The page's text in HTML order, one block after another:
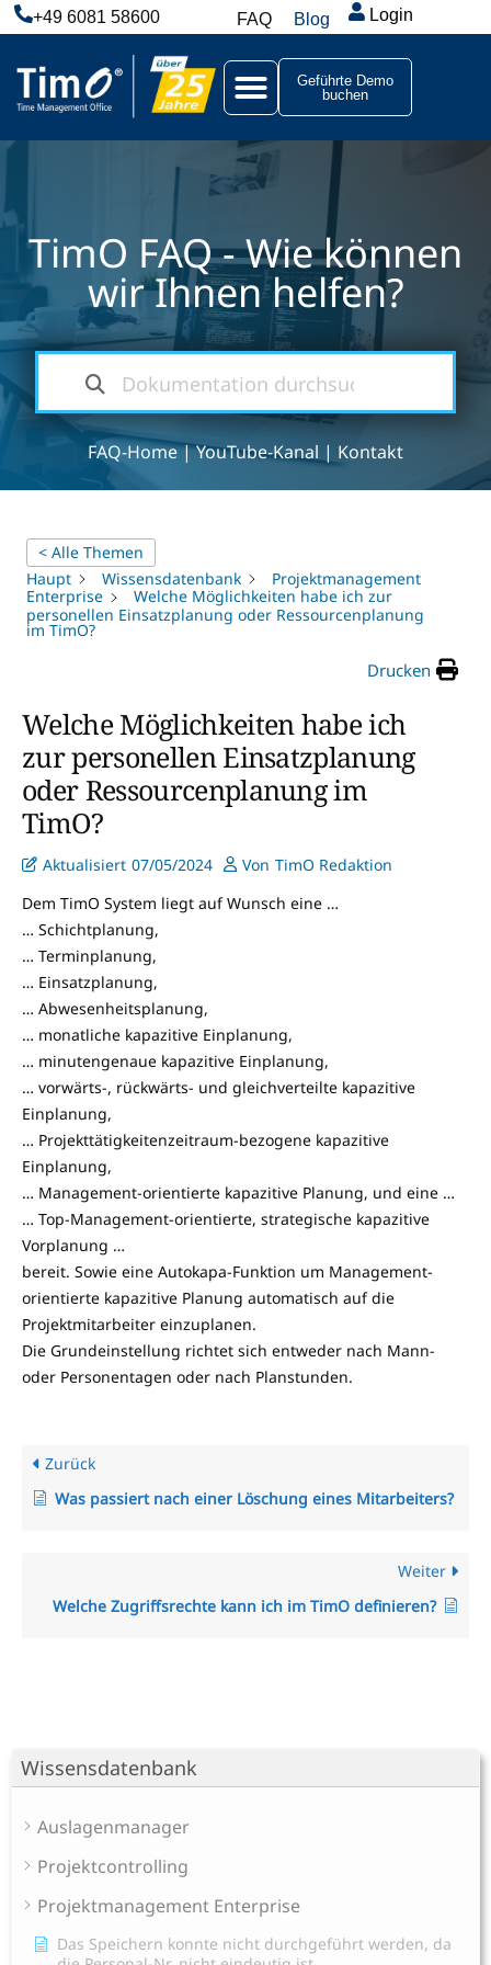
+49 6081 58600 FAQ Blog Login
Geführte Demo
buchen
TimO FAQ - Wie können
wir Ihnen helfen?
FAQ-Home|YouTube-Kanal | Kontakt
Wissensdatenbank
Auslagenmanager
Projektcontrolling
Projektmanagement Enterprise
Das Speichern konnte nicht durchgeführt werden, da
< Alle Themen
Haupt
Wissensdatenbank
Projektmanagement
Enterprise
Welche Möglichkeiten habe ich zur
personellen Einsatzplanung oder Ressourcenplanung
im TimO?
Drucken
Welche Möglichkeiten habe ich
zur personellen Einsatzplanung
oder Ressourcenplanung im
TimO?
Aktualisiert 07/05/2024 Von TimO Redaktion
Dem TimO System liegt auf Wunsch eine …
… Schichtplanung,
… Terminplanung,
… Einsatzplanung,
… Abwesenheitsplanung,
… monatliche kapazitive Einplanung,
… minutengenaue kapazitive Einplanung,
… vorwärts-, rückwärts- und gleichverteilte kapazitive
Einplanung,
… Projekttätigkeitenzeitraum-bezogene kapazitive
Einplanung,
… Management-orientierte kapazitive Planung, und eine …
… Top-Management-orientierte, strategische kapazitive
Vorplanung …
bereit. Sowie eine Autokapa-Funktion um Management-
orientierte kapazitive Planung automatisch auf die
Projektmitarbeiter einzuplanen.
Die Grundeinstellung richtet sich entweder nach Mann-
oder Personentagen oder nach Planstunden.
Zurück
Was passiert nach einer Löschung eines Mitarbeiters?
Weiter
Welche Zugriffsrechte kann ich im TimO definieren?